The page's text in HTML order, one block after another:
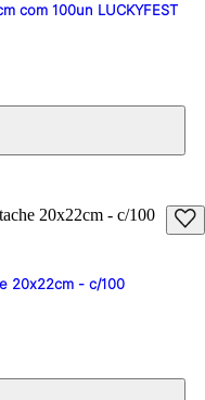
com 100un LUCKYFEST
20x22cm - c/100